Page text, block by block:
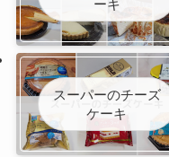
ーキ
スーパーのチーズ
ケーキ